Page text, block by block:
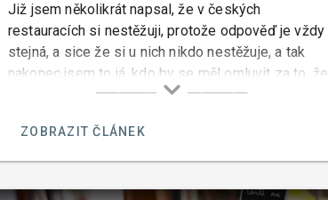
Již jsem několikrát napsal, že v českých
restauracích si nestěžuji, protože odpověď je vždy
stejná, a sice že si u nich nikdo nestěžuje, a tak
nakonec jsem to já, kdo by se měl omluvit za to, že
jsem takový ignorant a nesofistikovaný host. Jsou
špatné a abych jim tedy řekl jak to dělat lépe.
ZOBRAZIT ČLÁNEK